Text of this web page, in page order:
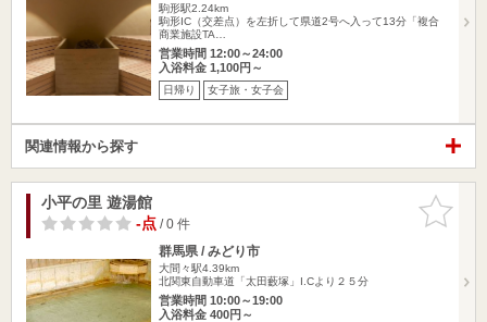
駒形駅2.24km
駒形IC（交差点）を左折して県道2号へ入って13分「複合
商業施設TA…
営業時間 12:00～24:00
入浴料金 1,100円～
日帰り 女子旅・女子会
関連情報から探す
お気に入
りに追加
小平の里 遊湯館
-点/ 0 件
群馬県 / みどり市
大間々駅4.39km
北関東自動車道「太田藪塚」I.Cより２５分
営業時間 10:00～19:00
入浴料金 400円～